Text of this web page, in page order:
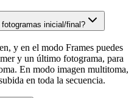
inicial/final?
y en el modo Frames puedes
y un último fotograma, para
En modo imagen multitoma,
en toda la secuencia.